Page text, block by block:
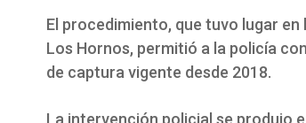
El procedimiento, que tuvo lugar
Los Hornos, permitió a la policía
de captura vigente desde 2018.
La intervención policial se produjo